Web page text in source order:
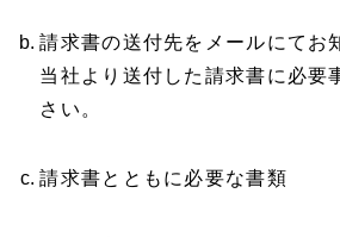
請求書の送付先をメールにてお
当社より送付した請求書に必要
さい。
請求書とともに必要な書類